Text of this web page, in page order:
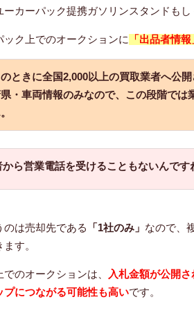
ーカーパック提携ガソリンスタンドも
ク上でのオークションに 「出品者情報
ときに全国2,000以上の買取業者へ公
・車両情報のみなので、この段階では
ら営業電話を受けることもないんです
は売却先である 「1社のみ」 なので、
す。
のオークションは、
入札金額が公開
プにつながる可能性も高いです。